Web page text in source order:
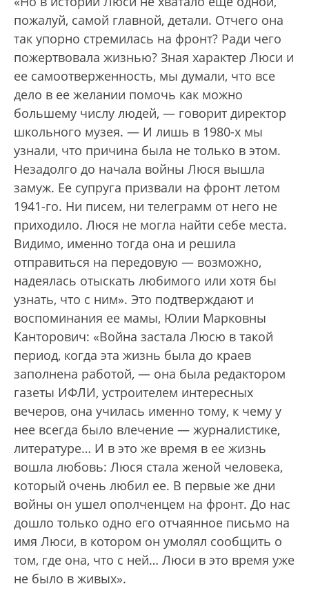
пожалуй, самой главной, детали. Отчего она
так упорно стремилась на фронт? Ради чего
пожертвовала жизнью? Зная характер Люси и
ее самоотверженность, мы думали, что все
дело в ее желании помочь как можно
большему числу людей, — говорит директор
школьного музея. — И лишь в 1980-х мы
узнали, что причина была не только в этом.
Незадолго до начала войны Люся вышла
замуж. Ее супруга призвали на фронт летом
1941-го. Ни писем, ни телеграмм от него не
приходило. Люся не могла найти себе места.
Видимо, именно тогда она и решила
отправиться на передовую — возможно,
надеялась отыскать любимого или хотя бы
узнать, что с ним». Это подтверждают и
воспоминания ее мамы, Юлии Марковны
Канторович: «Война застала Люсю в такой
период, когда эта жизнь была до краев
заполнена работой, — она была редактором
газеты ИФЛИ, устроителем интересных
вечеров, она училась именно тому, к чему у
нее всегда было влечение — журналистике,
литературе… И в это же время в ее жизнь
вошла любовь: Люся стала женой человека,
который очень любил ее. В первые же дни
войны он ушел ополченцем на фронт. До нас
дошло только одно его отчаянное письмо на
имя Люси, в котором он умолял сообщить о
том, где она, что с ней… Люси в это время уже
не было в живых».